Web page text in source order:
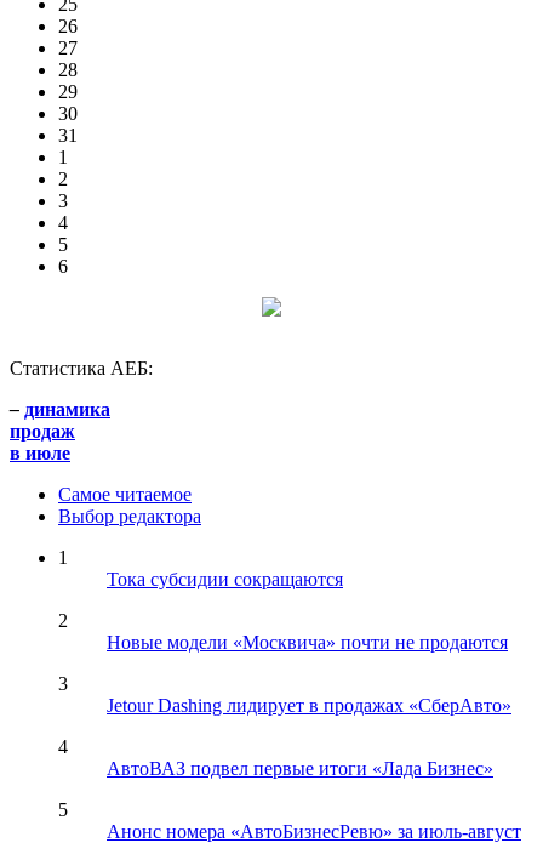
26
27
28
29
30
31
1
2
3
4
5
6
Статистика АЕБ:
– динамика
продаж
в июле
Самое читаемое
Выбор редактора
1
Тока субсидии сокращаются
2
Новые модели «Москвича» почти не продаются
3
Jetour Dashing лидирует в продажах «СберАвто»
4
АвтоВАЗ подвел первые итоги «Лада Бизнес»
5
Анонс номера «АвтоБизнесРевю» за июль-август